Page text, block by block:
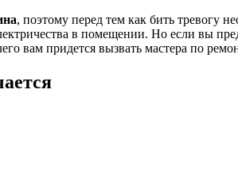
, поэтому перед тем как бить тревогу
в помещении. Но если вы
вам придется вызвать мастера по